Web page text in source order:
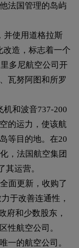
法国管理的岛屿
并使用道格拉斯
改造，标志着一个
多尼航空公司开
瓦努阿图和所罗
机和波音737-200
的运力，使该航
等目的地。在20
，法国航空集团
其运营。
面更新，收购了
于改善连通性，
府和少数股东，
性航空公司。
一的航空公司。